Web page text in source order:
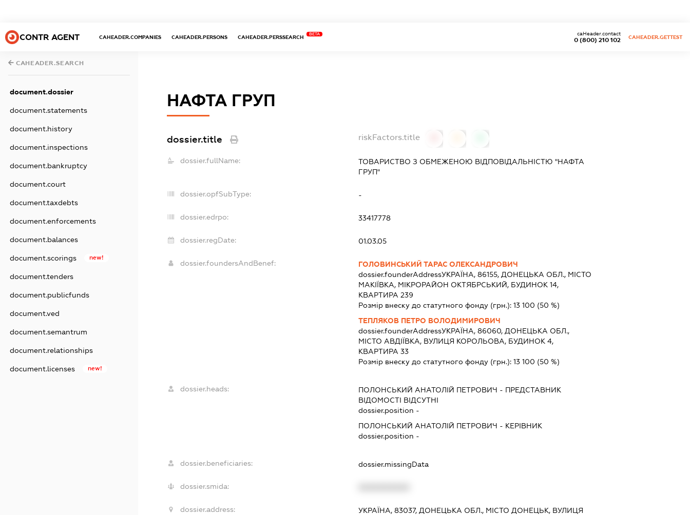
CONTR AGENT CAHEADER.COMPANIES CAHEADER.PERSONS CAHEADER.PERSSEARCH
BETA
0 (800) 210 102
caHeader.contact
CAHEADER.GETTEST
CAHEADER.SEARCH
document.dossier
document.statements
document.history
document.inspections
document.bankruptcy
document.court
document.taxdebts
document.enforcements
document.balances
document.scorings new!
document.tenders
document.publicfunds
document.ved
document.semantrum
document.relationships
document.licenses new!
НАФТА ГРУП
dossier.title riskFactors.title
dossier.fullName:
ТОВАРИСТВО З ОБМЕЖЕНОЮ ВІДПОВІДАЛЬНІСТЮ "НАФТА
ГРУП"
dossier.opfSubType: -
dossier.edrpo: 33417778
dossier.regDate: 01.03.05
dossier.foundersAndBenef:
ГОЛОВИНСЬКИЙ ТАРАС ОЛЕКСАНДРОВИЧ
dossier.founderAddressУКРАЇНА, 86155, ДОНЕЦЬКА ОБЛ., МІСТО
МАКІЇВКА, МІКРОРАЙОН ОКТЯБРСЬКИЙ, БУДИНОК 14,
КВАРТИРА 239
Розмір внеску до статутного фонду (грн.): 13 100 (50 %)
ТЕПЛЯКОВ ПЕТРО ВОЛОДИМИРОВИЧ
dossier.founderAddressУКРАЇНА, 86060, ДОНЕЦЬКА ОБЛ.,
МІСТО АВДІЇВКА, ВУЛИЦЯ КОРОЛЬОВА, БУДИНОК 4,
КВАРТИРА 33
Розмір внеску до статутного фонду (грн.): 13 100 (50 %)
dossier.heads: ПОЛОНСЬКИЙ АНАТОЛІЙ ПЕТРОВИЧ - ПРЕДСТАВНИК
ВІДОМОСТІ ВІДСУТНІ
dossier.position -
ПОЛОНСЬКИЙ АНАТОЛІЙ ПЕТРОВИЧ - КЕРІВНИК
dossier.position -
dossier.beneficiaries: dossier.missingData
dossier.smida:
dossier.address:
УКРАЇНА, 83037, ДОНЕЦЬКА ОБЛ., МІСТО ДОНЕЦЬК, ВУЛИЦЯ